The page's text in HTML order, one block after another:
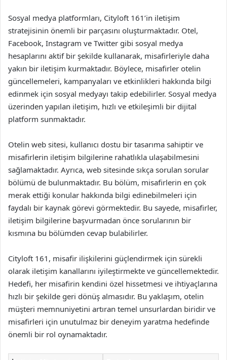
Sosyal medya platformları, Cityloft 161’in iletişim
stratejisinin önemli bir parçasını oluşturmaktadır. Otel,
Facebook, Instagram ve Twitter gibi sosyal medya
hesaplarını aktif bir şekilde kullanarak, misafirleriyle daha
yakın bir iletişim kurmaktadır. Böylece, misafirler otelin
güncellemeleri, kampanyaları ve etkinlikleri hakkında bilgi
edinmek için sosyal medyayı takip edebilirler. Sosyal medya
üzerinden yapılan iletişim, hızlı ve etkileşimli bir dijital
platform sunmaktadır.
Otelin web sitesi, kullanıcı dostu bir tasarıma sahiptir ve
misafirlerin iletişim bilgilerine rahatlıkla ulaşabilmesini
sağlamaktadır. Ayrıca, web sitesinde sıkça sorulan sorular
bölümü de bulunmaktadır. Bu bölüm, misafirlerin en çok
merak ettiği konular hakkında bilgi edinebilmeleri için
faydalı bir kaynak görevi görmektedir. Bu sayede, misafirler,
iletişim bilgilerine başvurmadan önce sorularının bir
kısmına bu bölümden cevap bulabilirler.
Cityloft 161, misafir ilişkilerini güçlendirmek için sürekli
olarak iletişim kanallarını iyileştirmekte ve güncellemektedir.
Hedefi, her misafirin kendini özel hissetmesi ve ihtiyaçlarına
hızlı bir şekilde geri dönüş almasıdır. Bu yaklaşım, otelin
müşteri memnuniyetini artıran temel unsurlardan biridir ve
misafirleri için unutulmaz bir deneyim yaratma hedefinde
önemli bir rol oynamaktadır.